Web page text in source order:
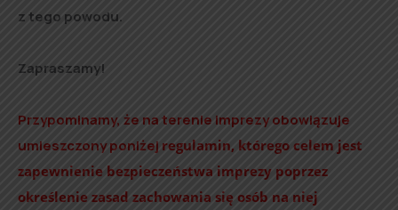
z tego powodu.
Zapraszamy!
Przypominamy, że na terenie imprezy obowiązuje
umieszczony poniżej regulamin, którego celem jest
zapewnienie bezpieczeństwa imprezy poprzez
określenie zasad zachowania się osób na niej